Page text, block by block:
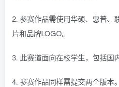
2. 参赛作品需使用华硕、惠普、
片和品牌LOGO。
3. 此赛道面向在校学生，包括国
4. 参赛作品同样需提交两个版本。